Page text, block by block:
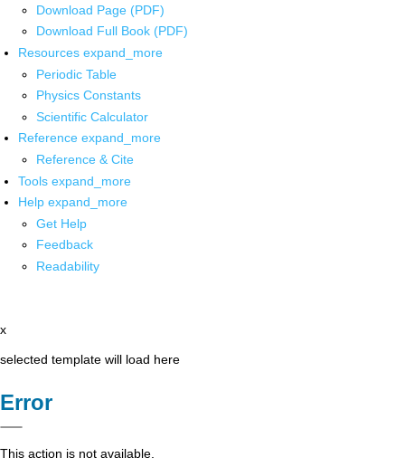
Download Page (PDF)
Download Full Book (PDF)
Resources expand_more
Periodic Table
Physics Constants
Scientific Calculator
Reference expand_more
Reference & Cite
Tools expand_more
Help expand_more
Get Help
Feedback
Readability
x
selected template will load here
Error
This action is not available.